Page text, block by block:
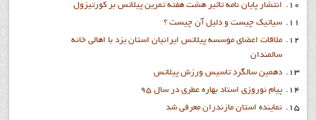
انتشار پايان نامه تاثیر هشت هفته تمرین پیلاتس بر کورتیزول
سیاتیک چیست و دلیل آن چیست ؟
ملاقات اعضاي موسسه پیلاتس ایرانیان استان یزد با اهالی خانه
سالمندان
دهمين سالگرد تاسيس ورزش پيلاتس
پيام نوروزي استاد بهاره عطري در سال 95
نماينده استان مازندران معرفي شد